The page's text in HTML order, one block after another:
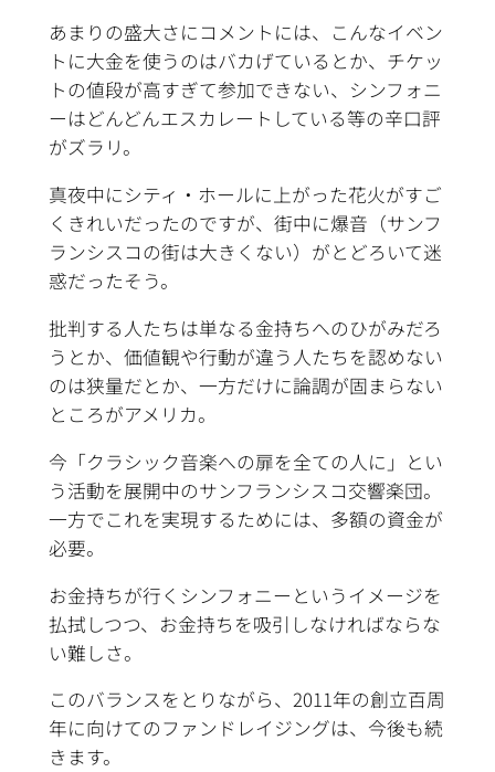
あまりの盛大さにコメントには、こんなイベン
トに大金を使うのはバカげているとか、チケッ
トの値段が高すぎて参加できない、シンフォニ
ーはどんどんエスカレートしている等の辛口評
がズラリ。
真夜中にシティ・ホールに上がった花火がすご
くきれいだったのですが、街中に爆音（サンフ
ランシスコの街は大きくない）がとどろいて迷
惑だったそう。
批判する人たちは単なる金持ちへのひがみだろ
うとか、価値観や行動が違う人たちを認めない
のは狭量だとか、一方だけに論調が固まらない
ところがアメリカ。
今「クラシック音楽への扉を全ての人に」とい
う活動を展開中のサンフランシスコ交響楽団。
一方でこれを実現するためには、多額の資金が
必要。
お金持ちが行くシンフォニーというイメージを
払拭しつつ、お金持ちを吸引しなければならな
い難しさ。
このバランスをとりながら、2011年の創立百周
年に向けてのファンドレイジングは、今後も続
きます。